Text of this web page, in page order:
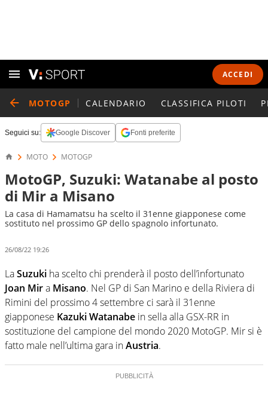
ACCEDI
MOTOGP CALENDARIO CLASSIFICA PILOTI
Seguici su: Google Discover Fonti preferite
MOTO MOTOGP
MotoGP, Suzuki: Watanabe al posto
di Mir a Misano
La casa di Hamamatsu ha scelto il 31enne giapponese come
sostituto nel prossimo GP dello spagnolo infortunato.
26/08/22 19:26
LaSuzuki ha scelto chi prenderà il posto dell’infortunato
Joan Mira Misano. Nel GP di San Marino e della Riviera di
Rimini del prossimo 4 settembre ci sarà il 31enne
giapponese Kazuki Watanabe in sella alla GSX-RR in
sostituzione del campione del mondo 2020 MotoGP. Mir si è
fatto male nell’ultima gara inAustria.